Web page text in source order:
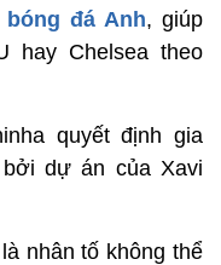
bóng đá Anh, giúp
hay Chelsea theo
quyết định gia
dự án của Xavi
nhân tố không thể